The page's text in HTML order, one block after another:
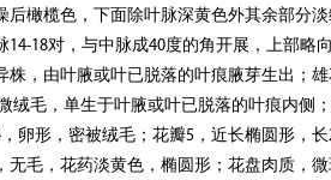
后橄榄色，下面除叶脉深黄色外其余部分
14-18对，与中脉成40度的角开展，上部
株，由叶腋或叶已脱落的叶痕腋芽生出；
绒毛，单生于叶腋或叶已脱落的叶痕内侧
卵形，密被绒毛；花瓣5，近长椭圆形，
无毛，花药淡黄色，椭圆形；花盘肉质，